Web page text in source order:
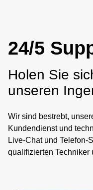
24/5
Holen Sie
unseren
Wir sind bestrebt,
Kundendienst und
Live-Chat und Telefon-
qualifizierten Techniker